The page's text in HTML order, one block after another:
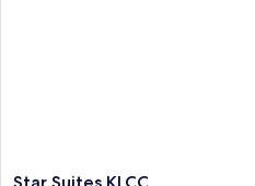
Star
Star Suites KLCC